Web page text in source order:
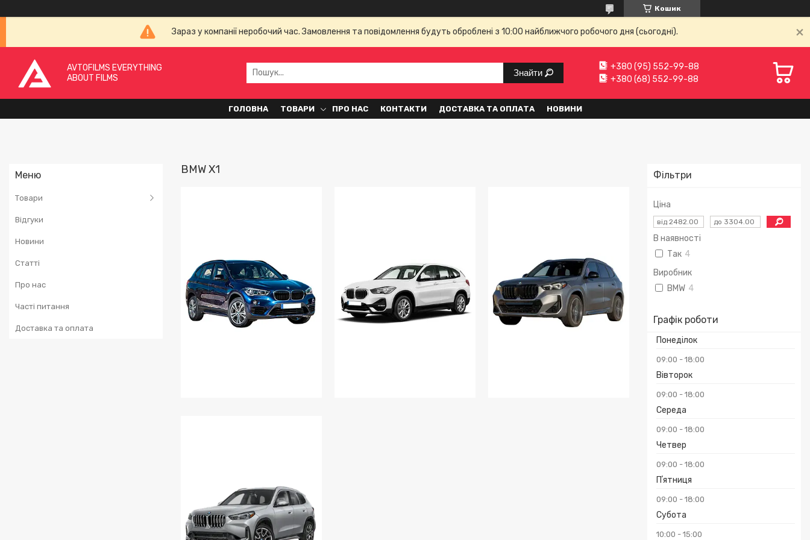
Кошик
Зараз у компанії неробочий час. Замовлення та повідомлення будуть оброблені з 10:00 найближчого робочого дня (сьогодні).
AVTOFILMS EVERYTHING
ABOUT FILMS
Знайти
+380 (95) 552-99-88
+380 (68) 552-99-88
ГОЛОВНА ТОВАРИ ПРО НАС КОНТАКТИ ДОСТАВКА ТА ОПЛАТА НОВИНИ
Товари
Відгуки
Новини
Статті
Про нас
Часті питання
Доставка та оплата
Фільтри
Ціна
В наявності
Так 4
Виробник
BMW 4
Графік роботи
Понеділок
09:00 18:00
Вівторок
09:00 18:00
Середа
09:00 18:00
Четвер
09:00 18:00
Пʼятниця
09:00 18:00
Субота
10:00 15:00
BMW X1